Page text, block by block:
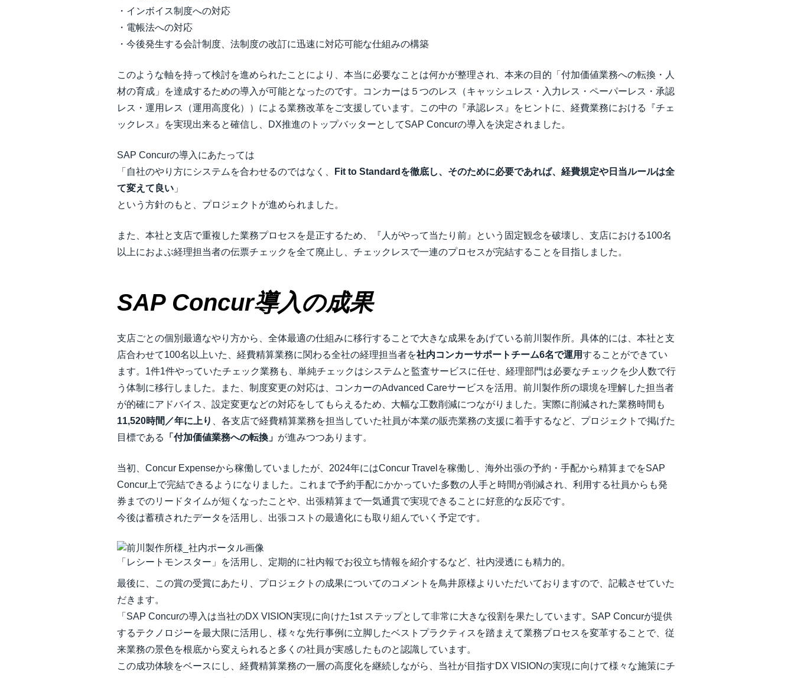
・インボイス制度への対応​
・電帳法への対応​
・今後発生する会計制度、法制度の改訂に迅速に対応可能な仕組みの構築​
このような軸を持って検討を進められたことにより、本当に必要なことは何かが整理され、本来の目的「付加価値業務への転換・人
材の育成」を達成するための導入が可能となったのです。コンカーは５つのレス（キャッシュレス・入力レス・ペーパーレス・承認
レス・運用レス（運用高度化））による業務改革をご支援しています。この中の『承認レス』をヒントに、経費業務における『チェ
ックレス』を実現出来ると確信し、DX推進のトップバッターとしてSAP Concurの導入を決定されました。
SAP Concurの導入にあたっては
「自社のやり方にシステムを合わせるのではなく、
Fit to Standardを徹底し、そのために必要であれば、経費規定や日当ルールは全
て変えて良い 」
という方針のもと、プロジェクトが進められました。
また、本社と支店で重複した業務プロセスを是正するため、『人がやって当たり前』という固定観念を破壊し、支店における100名
以上におよぶ経理担当者の伝票チェックを全て廃止し、チェックレスで一連のプロセスが完結することを目指しました。
SAP Concur導入の成果
支店ごとの個別最適なやり方から、全体最適の仕組みに移行することで大きな成果をあげている前川製作所。具体的には、本社と支
店合わせて100名以上いた、経費精算業務に関わる​全社の経理担当者を社内コンカーサポートチーム6名で運用することができてい
ます。1件1件やっていたチェック業務も、単純チェックはシステムと監査サービスに任せ、経理部門は必要なチェックを少人数で行
う体制に移行しました。また、制度変更の対応は、コンカーのAdvanced Careサービスを活用。前川製作所の環境を理解した担当者
が的確にアドバイス、設定変更などの対応をしてもらえるため、大幅な工数削減につながりました。実際に削減された業務時間も
11,520時間／年​に上り
、各支店で経費精算業務を担当していた社員が本業の販売業務の支援に着手するなど、プロジェクトで掲げた
目標である
「​付加価値業務への転換」 が進みつつあります。
当初、Concur Expenseから稼働していましたが、2024年にはConcur Travelを稼働し、海外出張の予約・手配から精算までをSAP
Concur上で完結できるようになりました。これまで予約手配にかかっていた多数の人手と時間が削減され、利用する社員からも発
券までのリードタイムが短くなったことや、出張精算まで一気通貫で実現できることに好意的な反応です。
今後は蓄積されたデータを活用し、出張コストの最適化にも取り組んでいく予定です。
「レシートモンスター」を活用し、定期的に社内報でお役立ち情報を紹介するなど、社内浸透にも精力的。
最後に、この賞の受賞にあたり、プロジェクトの成果についてのコメントを鳥井原様よりいただいておりますので、記載させていた
だきます。
「SAP Concurの導入は当社のDX VISION実現に向けた1st ステップとして非常に大きな役割を果たしています。SAP Concurが提供
するテクノロジーを最大限に活用し、様々な先行事例に立脚したベストプラクティスを踏まえて業務プロセスを変革することで、従
来業務の景色を根底から変えられると多くの社員が実感したものと認識しています。​
この成功体験をベースにし、経費精算業務の一層の高度化を継続しながら、当社が目指すDX VISIONの実現に向けて様々な施策にチ